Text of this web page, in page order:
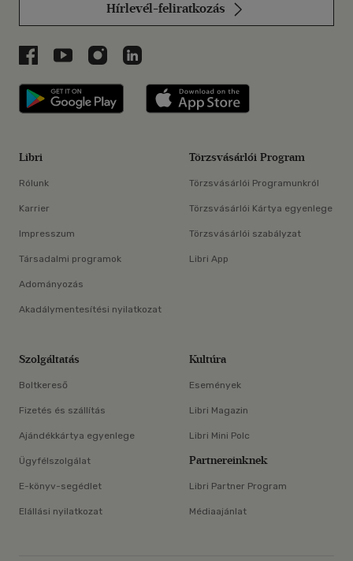
Hírlevél-feliratkozás
Libri a Facebookon
Libri a Youtube-on
Libri az Instagramon
Libri a LinkedInen
Libri applikáció Szerezd meg: Google
Libri
Rólunk
Karrier
Impresszum
Társadalmi programok
Adományozás
Akadálymentesítési nyilatkozat
Törzsvásárlói Program
Törzsvásárlói Programunkról
Törzsvásárlói Kártya egyenlege
Törzsvásárlói szabályzat
Libri App
Szolgáltatás
Boltkereső
Fizetés és szállítás
Ajándékkártya egyenlege
Ügyfélszolgálat
E-könyv-segédlet
Elállási nyilatkozat
Kultúra
Események
Libri Magazin
Libri Mini Polc
Partnereinknek
Libri Partner Program
Médiaajánlat